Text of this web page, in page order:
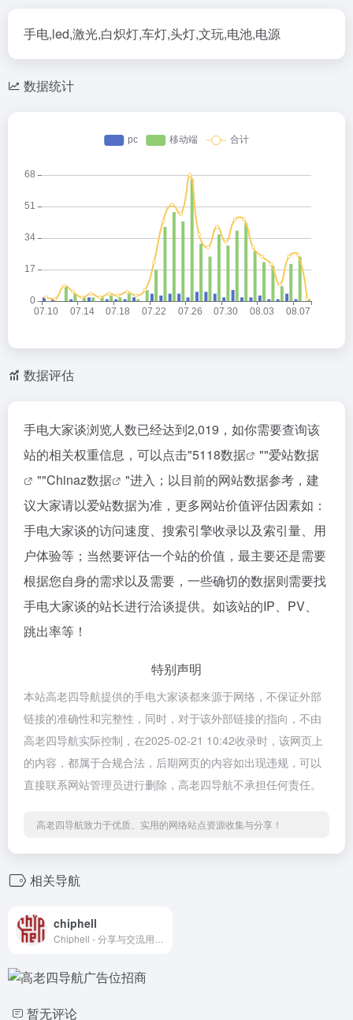
手电,led,激光,白炽灯,车灯,头灯,文玩,电池,电源
数据统计
数据评估
手电大家谈浏览人数已经达到2,019，如你需要查询该
站的相关权重信息，可以点击"5118数据 ""爱站数据
""Chinaz数据
"进入；以目前的网站数据参考，建
议大家请以爱站数据为准，更多网站价值评估因素如：
手电大家谈的访问速度、搜索引擎收录以及索引量、用
户体验等；当然要评估一个站的价值，最主要还是需要
根据您自身的需求以及需要，一些确切的数据则需要找
手电大家谈的站长进行洽谈提供。如该站的IP、PV、
跳出率等！
特别声明
本站高老四导航提供的手电大家谈都来源于网络，不保证外部
链接的准确性和完整性，同时，对于该外部链接的指向，不由
高老四导航实际控制，在2025-02-21 10:42收录时，该网页上
的内容，都属于合规合法，后期网页的内容如出现违规，可以
直接联系网站管理员进行删除，高老四导航不承担任何责任。
高老四导航致力于优质、实用的网络站点资源收集与分享！
相关导航
chiphell
暂无评论